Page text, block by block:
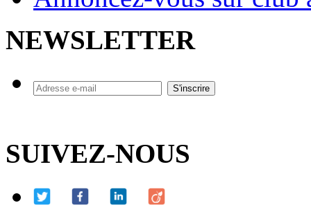
NEWSLETTER
SUIVEZ-NOUS